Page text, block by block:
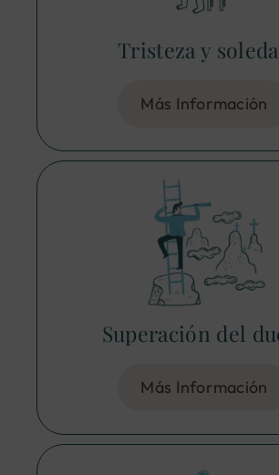
Tristeza y
Más Información
Superación del
Más Información